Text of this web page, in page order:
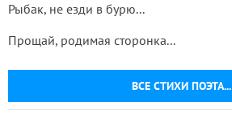
ВСЕ СТИХИ ПОЭТА...
Рыбак, не езди в бурю...
Прощай, родимая сторонка...